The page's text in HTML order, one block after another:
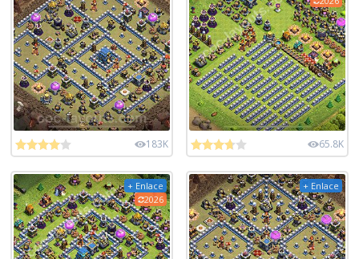
183K 65.8K
+ Enlace
2026
+ Enlace